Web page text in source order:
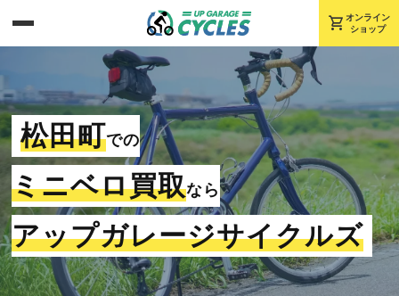
shopping_cart オンライン
ショップ
松田町での
ミニベロ買取なら
アップガレージサイクルズ